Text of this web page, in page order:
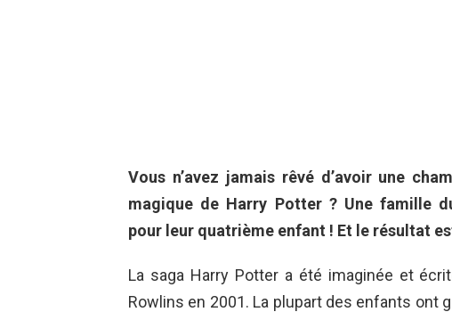
Vous n’avez jamais rêvé d’avoir une
magique de Harry Potter ? Une famille
pour leur quatrième enfant ! Et le résultat
La saga Harry Potter a été imaginée et
Rowlins en 2001. La plupart des enfants ont